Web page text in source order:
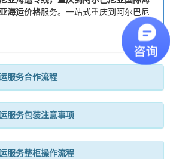
海运价格服务。一站式重庆到阿尔巴尼
服务合作流程
服务包装注意事项
服务整柜操作流程